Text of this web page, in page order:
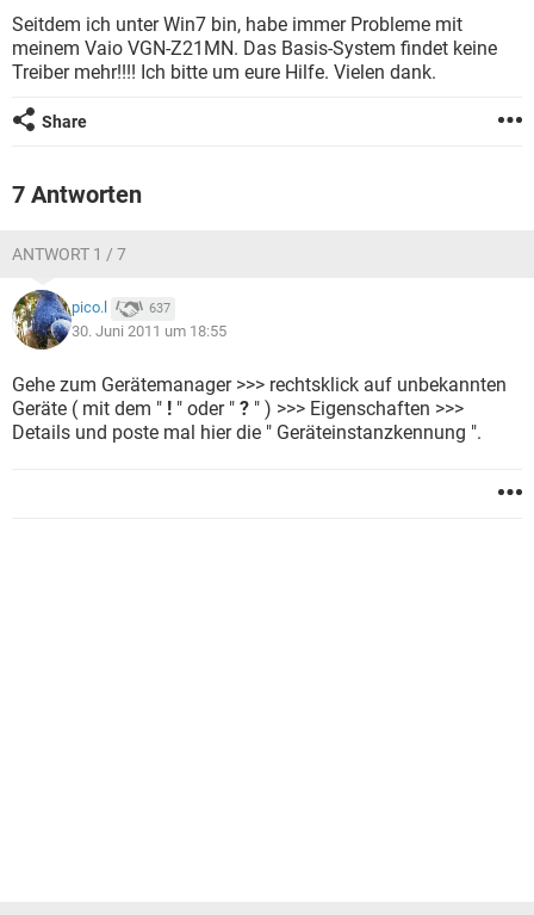
WHATSAPP TIKTOK
FACEBOOK HARDWARE
WINDOWS 10 INSTAGRAM
FACEBOOK
Seitdem ich unter Win7 bin, habe immer Probleme mit
meinem Vaio VGN-Z21MN. Das Basis-System findet keine
Treiber mehr!!!! Ich bitte um eure Hilfe. Vielen dank.
Share
7 Antworten
ANTWORT 1 / 7
pico.l 637
30. Juni 2011 um 18:55
Gehe zum Gerätemanager >>> rechtsklick auf unbekannten
Geräte ( mit dem " ! " oder " ? " ) >>> Eigenschaften >>>
Details und poste mal hier die " Geräteinstanzkennung ".